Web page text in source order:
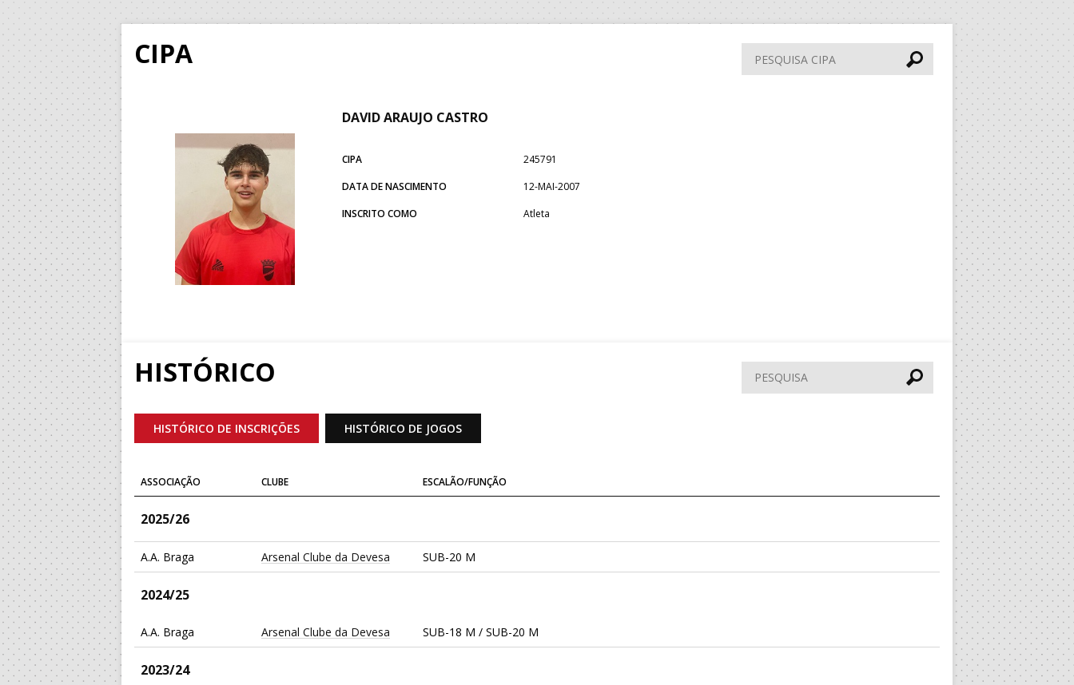
CIPA
Pesquisa
CIPA
DAVID ARAUJO CASTRO
CIPA
245791
DATA DE NASCIMENTO
12-MAI-2007
INSCRITO COMO
Atleta
HISTÓRICO Pesquisar
HISTÓRICO DE INSCRIÇÕES HISTÓRICO DE JOGOS
ASSOCIAÇÃO CLUBE ESCALÃO/FUNÇÃO
2025/26
A.A. Braga Arsenal Clube da Devesa SUB-20 M
2024/25
A.A. Braga Arsenal Clube da Devesa SUB-18 M / SUB-20 M
2023/24